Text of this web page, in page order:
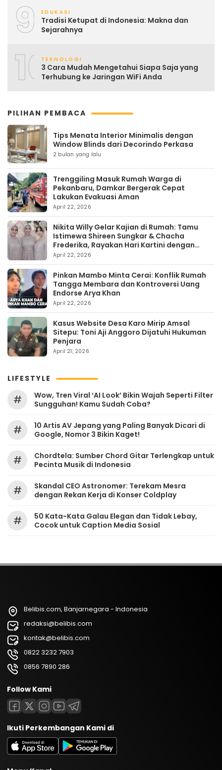
9 EDUKASI
Tradisi Ketupat di Indonesia: Makna dan
Sejarahnya
10TEKNOLOGI
3 Cara Mudah Mengetahui Siapa Saja yang
Terhubung ke Jaringan WiFi Anda
PILIHAN PEMBACA
Tips Menata Interior Minimalis dengan
Window Blinds dari Decorindo Perkasa
2 bulan yang lalu
Trenggiling Masuk Rumah Warga di
Pekanbaru, Damkar Bergerak Cepat
Lakukan Evakuasi Aman
April 22, 2026
Nikita Willy Gelar Kajian di Rumah: Tamu
Istimewa Shireen Sungkar & Chacha
Frederika, Rayakan Hari Kartini dengan
Kehangatan
April 22, 2026
Pinkan Mambo Minta Cerai: Konflik Rumah
Tangga Membara dan Kontroversi Uang
Endorse Arya Khan
April 22, 2026
Kasus Website Desa Karo Mirip Amsal
Sitepu: Toni Aji Anggoro Dijatuhi Hukuman
Penjara
April 21, 2026
LIFESTYLE
#
Wow, Tren Viral ‘AI Look’ Bikin Wajah Seperti Filter
Sungguhan! Kamu Sudah Coba?
#
10 Artis AV Jepang yang Paling Banyak Dicari di
Google, Nomor 3 Bikin Kaget!
#
Chordtela: Sumber Chord Gitar Terlengkap untuk
Pecinta Musik di Indonesia
#
Skandal CEO Astronomer: Terekam Mesra
dengan Rekan Kerja di Konser Coldplay
#
50 Kata-Kata Galau Elegan dan Tidak Lebay,
Cocok untuk Caption Media Sosial
Belibis.com, Banjarnegara - Indonesia
redaksi@belibis.com
kontak@belibis.com
0822 3232 7903
0856 7890 286
Follow Kami
Ikuti Perkembangan Kami di